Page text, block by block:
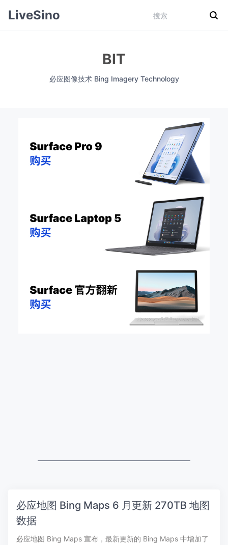
LiveSino
BIT
必应图像技术 Bing Imagery Technology
必应地图 Bing Maps 6 月更新 270TB 地图
数据
必应地图 Bing Maps 宣布，最新更新的 Bing Maps 中增加了